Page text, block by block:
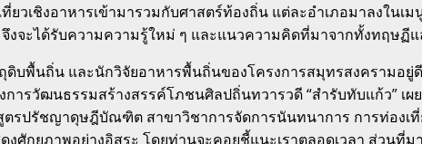
ยวเชิงอาหารเข้ามารวมกับศาสตร์ท้องถิ่น แต่ละอำเภอมาลงใน
งจะได้รับความความรู้ใหม่ ๆ และแนวความคิดที่มาจากทั้งทฤษฏี
ดิบพื้นถิ่น และนักวิจัยอาหารพื้นถิ่นของโครงการสมุทรสงครามอ
รวัฒนธรรมสร้างสรรค์โภชนศิลปถิ่นทวารวดี “สำรับทับแก้ว” เ
ปรัชญาดุษฎีบัณฑิต สาขาวิชาการจัดการนันทนาการ การท่องเ
ศักยภาพอย่างอิสระ โดยท่านจะคอยชี้แนะเราตลอดเวลา ส่วนที่